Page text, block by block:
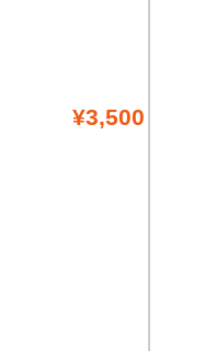
¥3,500